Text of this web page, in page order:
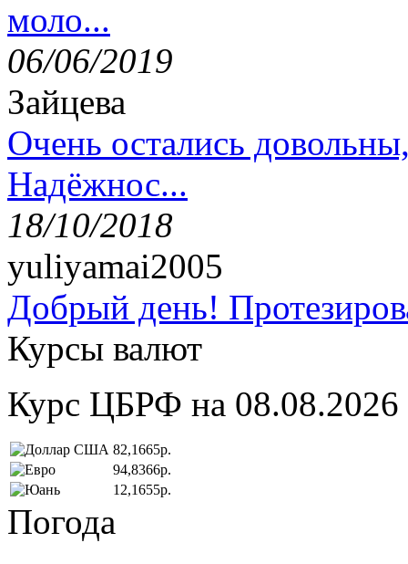
моло...
06/06/2019
Зайцева
Очень остались
Надёжнос...
18/10/2018
yuliyamai2005
Добрый день!
Курсы валют
Курс ЦБРФ на 08.08.2026
82,1665р.
94,8366р.
12,1655р.
Погода